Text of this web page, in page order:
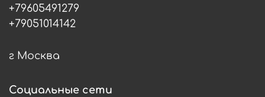
+79605491279
+79051014142
г Москва
Социальные сети